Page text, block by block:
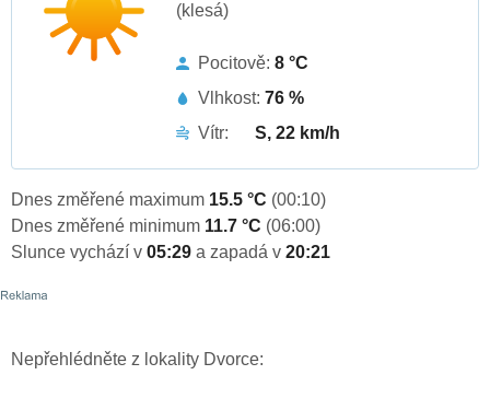
(klesá)
Pocitově: 8 °C
Vlhkost: 76 %
Vítr:
S, 22 km/h
Dnes změřené maximum 15.5 °C (00:10)
Dnes změřené minimum 11.7 °C (06:00)
Slunce vychází v 05:29 a zapadá v 20:21
Nepřehlédněte z lokality Dvorce: